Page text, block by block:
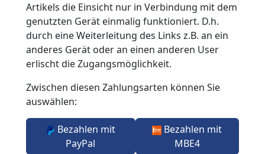
Artikels die Einsicht nur in Verbindung mit dem
genutzten Gerät einmalig funktioniert. D.h.
durch eine Weiterleitung des Links z.B. an ein
anderes Gerät oder an einen anderen User
erlischt die Zugangsmöglichkeit.
Zwischen diesen Zahlungsarten können Sie
auswählen:
Bezahlen mit
PayPal
Bezahlen mit
MBE4